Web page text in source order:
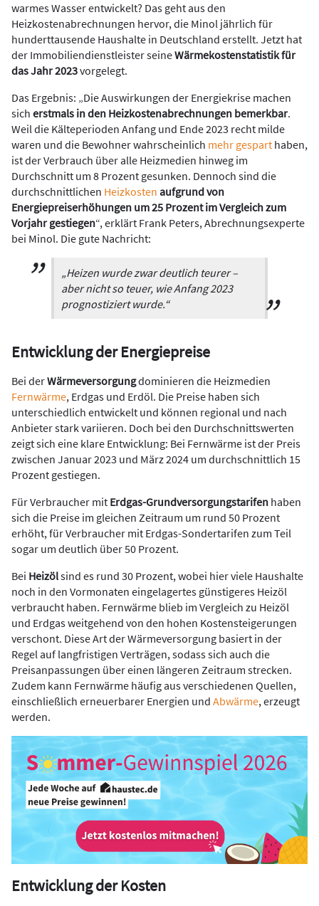
warmes Wasser entwickelt? Das geht aus den
Heizkostenabrechnungen hervor, die Minol jährlich für
hunderttausende Haushalte in Deutschland erstellt. Jetzt hat
der Immobiliendienstleister seineWärmekostenstatistik für
das Jahr 2023vorgelegt.
Das Ergebnis: „Die Auswirkungen der Energiekrise machen
sich erstmals in den Heizkostenabrechnungen bemerkbar.
Weil die Kälteperioden Anfang und Ende 2023 recht milde
waren und die Bewohner wahrscheinlich mehr gespart haben,
ist der Verbrauch über alle Heizmedien hinweg im
Durchschnitt um 8 Prozent gesunken. Dennoch sind die
durchschnittlichen Heizkosten aufgrund von
Energiepreiserhöhungen um 25 Prozent im Vergleich zum
Vorjahr gestiegen“, erklärt Frank Peters, Abrechnungsexperte
bei Minol. Die gute Nachricht:
„Heizen wurde zwar deutlich teurer –
aber nicht so teuer, wie Anfang 2023
prognostiziert wurde.“
Entwicklung der Energiepreise
Bei derWärmeversorgungdominieren die Heizmedien
Fernwärme, Erdgas und Erdöl. Die Preise haben sich
unterschiedlich entwickelt und können regional und nach
Anbieter stark variieren. Doch bei den Durchschnittswerten
zeigt sich eine klare Entwicklung: Bei Fernwärme ist der Preis
zwischen Januar 2023 und März 2024 um durchschnittlich 15
Prozent gestiegen.
Für Verbraucher mit Erdgas-Grundversorgungstarifen haben
sich die Preise im gleichen Zeitraum um rund 50 Prozent
erhöht, für Verbraucher mit Erdgas-Sondertarifen zum Teil
sogar um deutlich über 50 Prozent.
Bei Heizölsind es rund 30 Prozent, wobei hier viele Haushalte
noch in den Vormonaten eingelagertes günstigeres Heizöl
verbraucht haben. Fernwärme blieb im Vergleich zu Heizöl
und Erdgas weitgehend von den hohen Kostensteigerungen
verschont. Diese Art der Wärmeversorgung basiert in der
Regel auf langfristigen Verträgen, sodass sich auch die
Preisanpassungen über einen längeren Zeitraum strecken.
Zudem kann Fernwärme häufig aus verschiedenen Quellen,
einschließlich erneuerbarer Energien und Abwärme, erzeugt
werden.
Entwicklung der Kosten